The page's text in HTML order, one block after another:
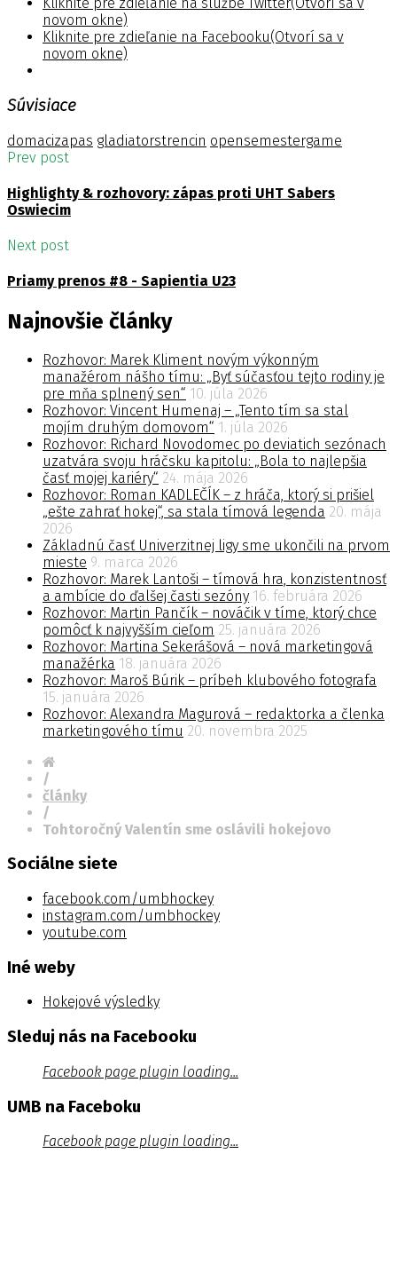
novom okne)
Kliknite pre zdieľanie na Facebooku(Otvorí sa v
novom okne)
Súvisiace
domacizapas gladiatorstrencin opensemestergame
Prev post
Highlighty & rozhovory: zápas proti UHT Sabers
Oswiecim
Next post
Priamy prenos #8 - Sapientia U23
Najnovšie články
Rozhovor: Marek Kliment novým výkonným
manažérom nášho tímu: „Byť súčasťou tejto rodiny je
pre mňa splnený sen“ 10. júla 2026
Rozhovor: Vincent Humenaj – „Tento tím sa stal
mojím druhým domovom“ 1. júla 2026
Rozhovor: Richard Novodomec po deviatich sezónach
uzatvára svoju hráčsku kapitolu: „Bola to najlepšia
časť mojej kariéry“ 24. mája 2026
Rozhovor: Roman KADLEČÍK – z hráča, ktorý si prišiel
„ešte zahrať hokej“, sa stala tímová legenda 20. mája
2026
Základnú časť Univerzitnej ligy sme ukončili na prvom
mieste 9. marca 2026
Rozhovor: Marek Lantoši – tímová hra, konzistentnosť
a ambície do ďalšej časti sezóny 16. februára 2026
Rozhovor: Martin Pančík – nováčik v tíme, ktorý chce
pomôcť k najvyšším cieľom 25. januára 2026
Rozhovor: Martina Sekerášová – nová marketingová
manažérka 18. januára 2026
Rozhovor: Maroš Búrik – príbeh klubového fotografa
15. januára 2026
Rozhovor: Alexandra Magurová – redaktorka a členka
marketingového tímu 20. novembra 2025
/
články
/
Tohtoročný Valentín sme oslávili hokejovo
Sociálne siete
facebook.com/umbhockey
instagram.com/umbhockey
youtube.com
Iné weby
Hokejové výsledky
Sleduj nás na Facebooku
Facebook page plugin loading...
UMB na Faceboku
Facebook page plugin loading...